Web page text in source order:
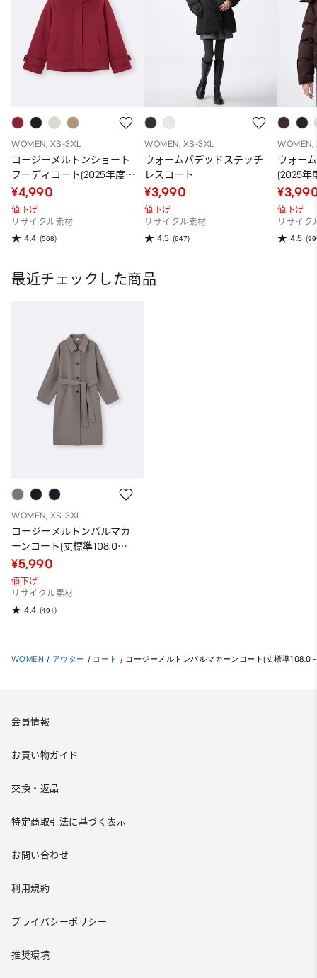
WOMEN, XS-3XL
コージーメルトンショート
フーディコート(2025年度冬
商品)
¥4,990
値下げ
リサイクル素材
4.4 (568)
WOMEN, XS-3XL
ウォームパデッドステッチ
レスコート
¥3,990
値下げ
リサイクル素材
4.3 (647)
WOMEN,
ウォー
(2025年
値下げ
リサイク
4.5
最近チェックした商品
WOMEN, XS-3XL
コージーメルトンバルマカ
ーンコート(丈標準108.0～
115.0cm)
¥5,990
値下げ
リサイクル素材
4.4 (491)
WOMEN / アウター / コート / コージーメルトンバルマカーンコート(丈標準108.0
会員情報
お買い物ガイド
交換・返品
特定商取引法に基づく表示
お問い合わせ
利用規約
プライバシーポリシー
推奨環境